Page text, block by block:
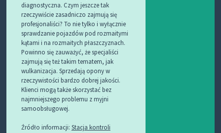
diagnostyczna. Czym jeszcze tak
rzeczywiście zasadniczo zajmują się
profesjonaliści? To nie tylko i wyłącznie
sprawdzanie pojazdów pod rozmaitymi
kątami i na rozmaitych płaszczyznach.
Powinno się zauważyć, że specjaliści
zajmują się też takim tematem, jak
wulkanizacja. Sprzedają opony w
rzeczywistości bardzo dobrej jakości.
Klienci mogą także skorzystać bez
najmniejszego problemu z myjni
samoobsługowej.
Źródło informacji: Stacja kontroli